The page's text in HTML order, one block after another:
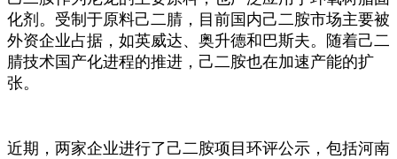
化剂。受制于原料己二腈，目前国内己二胺市场主要被
外资企业占据，如英威达、奥升德和巴斯夫。随着己二
腈技术国产化进程的推进，己二胺也在加速产能的扩
张。
近期，两家企业进行了己二胺项目环评公示，包括河南